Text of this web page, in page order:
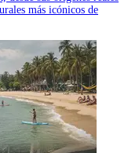
más icónicos de